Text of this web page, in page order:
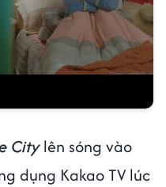
City lên sóng vào
dụng Kakao TV lúc